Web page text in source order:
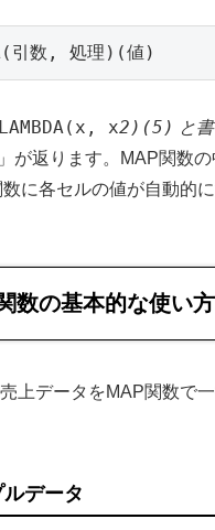
引数, 処理)(値)
x2)(5) と
が返ります。MAP関数
に各セルの値が自動的
数の基本的な使い方
上データをMAP関数で
データ